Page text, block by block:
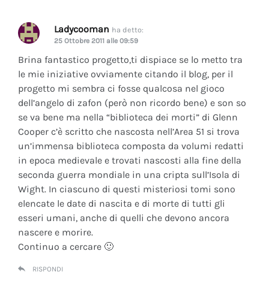
Ladycooman ha detto:
25 Ottobre 2011 alle 09:59
Brina fantastico progetto,ti dispiace se lo metto tra
le mie iniziative ovviamente citando il blog, per il
progetto mi sembra ci fosse qualcosa nel gioco
dell’angelo di zafon (però non ricordo bene) e son so
se va bene ma nella “biblioteca dei morti” di Glenn
Cooper c’è scritto che nascosta nell’Area 51 si trova
un’immensa biblioteca composta da volumi redatti
in epoca medievale e trovati nascosti alla fine della
seconda guerra mondiale in una cripta sull’Isola di
Wight. In ciascuno di questi misteriosi tomi sono
elencate le date di nascita e di morte di tutti gli
esseri umani, anche di quelli che devono ancora
nascere e morire.
Continuo a cercare 🙂
RISPONDI